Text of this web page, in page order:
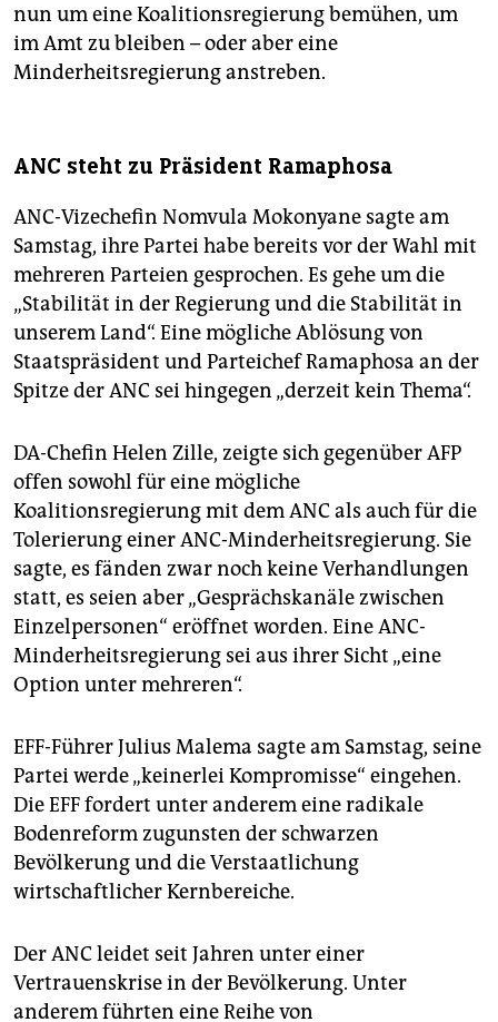
nun um eine Koalitionsregierung bemühen, um
im Amt zu bleiben – oder aber eine
Minderheitsregierung anstreben.
ANC steht zu Präsident Ramaphosa
ANC-Vizechefin Nomvula Mokonyane sagte am
Samstag, ihre Partei habe bereits vor der Wahl mit
mehreren Parteien gesprochen. Es gehe um die
„Stabilität in der Regierung und die Stabilität in
unserem Land“. Eine mögliche Ablösung von
Staatspräsident und Parteichef Ramaphosa an der
Spitze der ANC sei hingegen „derzeit kein Thema“.
DA-Chefin Helen Zille, zeigte sich gegenüber AFP
offen sowohl für eine mögliche
Koalitionsregierung mit dem ANC als auch für die
Tolerierung einer ANC-Minderheitsregierung. Sie
sagte, es fänden zwar noch keine Verhandlungen
statt, es seien aber „Gesprächskanäle zwischen
Einzelpersonen“ eröffnet worden. Eine ANC-
Minderheitsregierung sei aus ihrer Sicht „eine
Option unter mehreren“.
EFF-Führer Julius Malema sagte am Samstag, seine
Partei werde „keinerlei Kompromisse“ eingehen.
Die EFF fordert unter anderem eine radikale
Bodenreform zugunsten der schwarzen
Bevölkerung und die Verstaatlichung
wirtschaftlicher Kernbereiche.
Der ANC leidet seit Jahren unter einer
Vertrauenskrise in der Bevölkerung. Unter
anderem führten eine Reihe von